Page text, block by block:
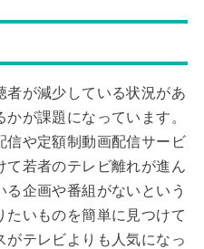
者が減少している状況があ
が課題になっています。
信や定額制動画配信サービ
て若者のテレビ離れが進ん
企画や番組がないという
いものを簡単に見つけて
テレビよりも人気になっ